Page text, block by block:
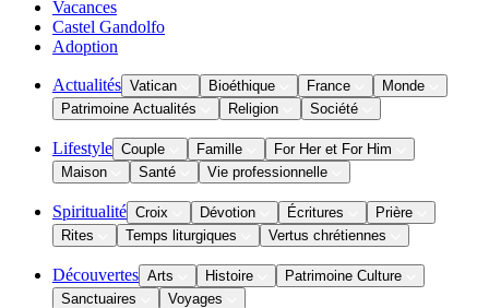
Vacances
Castel Gandolfo
Adoption
Actualités Vatican Bioéthique France
Monde
Patrimoine Actualités
Religion Société
Lifestyle Couple Famille
For Her et For Him
Maison
Santé Vie professionnelle
Spiritualité Croix Dévotion Écritures
Prière
Rites
Temps liturgiques Vertus chrétiennes
Découvertes Arts Histoire
Patrimoine Culture
Sanctuaires
Voyages